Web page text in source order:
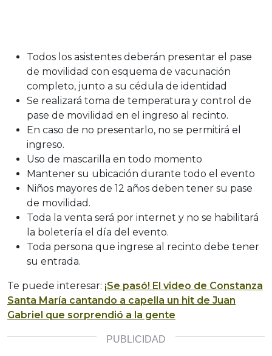
Todos los asistentes deberán presentar el pase
de movilidad con esquema de vacunación
completo, junto a su cédula de identidad
Se realizará toma de temperatura y control de
pase de movilidad en el ingreso al recinto.
En caso de no presentarlo, no se permitirá el
ingreso.
Uso de mascarilla en todo momento
Mantener su ubicación durante todo el evento
Niños mayores de 12 años deben tener su pase
de movilidad.
Toda la venta será por internet y no se habilitará
la boletería el día del evento.
Toda persona que ingrese al recinto debe tener
su entrada.
Te puede interesar: ¡Se pasó! El video de Constanza
Santa María cantando a capella un hit de Juan
Gabriel que sorprendió a la gente